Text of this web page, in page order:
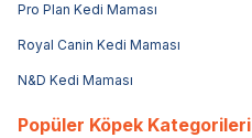
Pro Plan Kedi Maması
Royal Canin Kedi Maması
N&D Kedi Maması
Popüler Köpek Kategorileri